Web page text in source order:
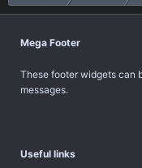
Mega Footer
These footer widgets can
messages.
Useful links